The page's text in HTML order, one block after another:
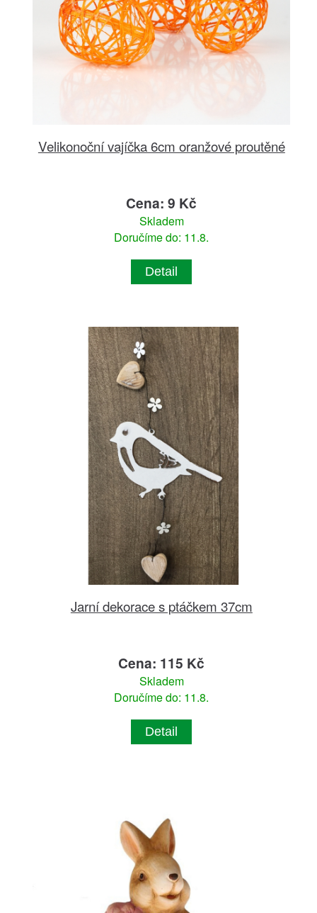
Velikonoční vajíčka 6cm oranžové proutěné
Cena: 9 Kč
Skladem
Doručíme do: 11.8.
Detail
Jarní dekorace s ptáčkem 37cm
Cena: 115 Kč
Skladem
Doručíme do: 11.8.
Detail